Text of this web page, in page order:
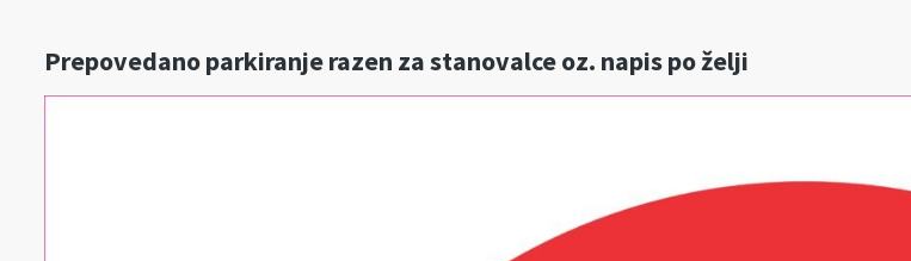
Prepovedano parkiranje razen za stanovalce oz. napis po želji